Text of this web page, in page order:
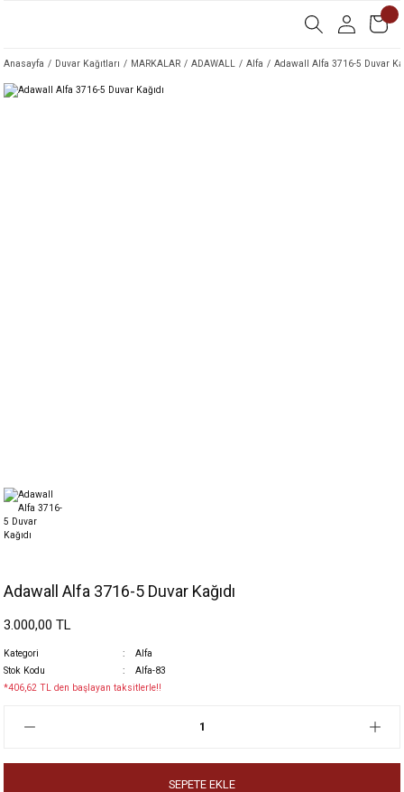
Anasayfa Duvar Kağıtları MARKALAR ADAWALL Alfa Adawall Alfa 3716-5 Duvar
Adawall Alfa 3716-5 Duvar Kağıdı
3.000,00 TL
Kategori
Alfa
Stok Kodu
Alfa-83
*406,62 TL den başlayan taksitlerle!!
SEPETE EKLE